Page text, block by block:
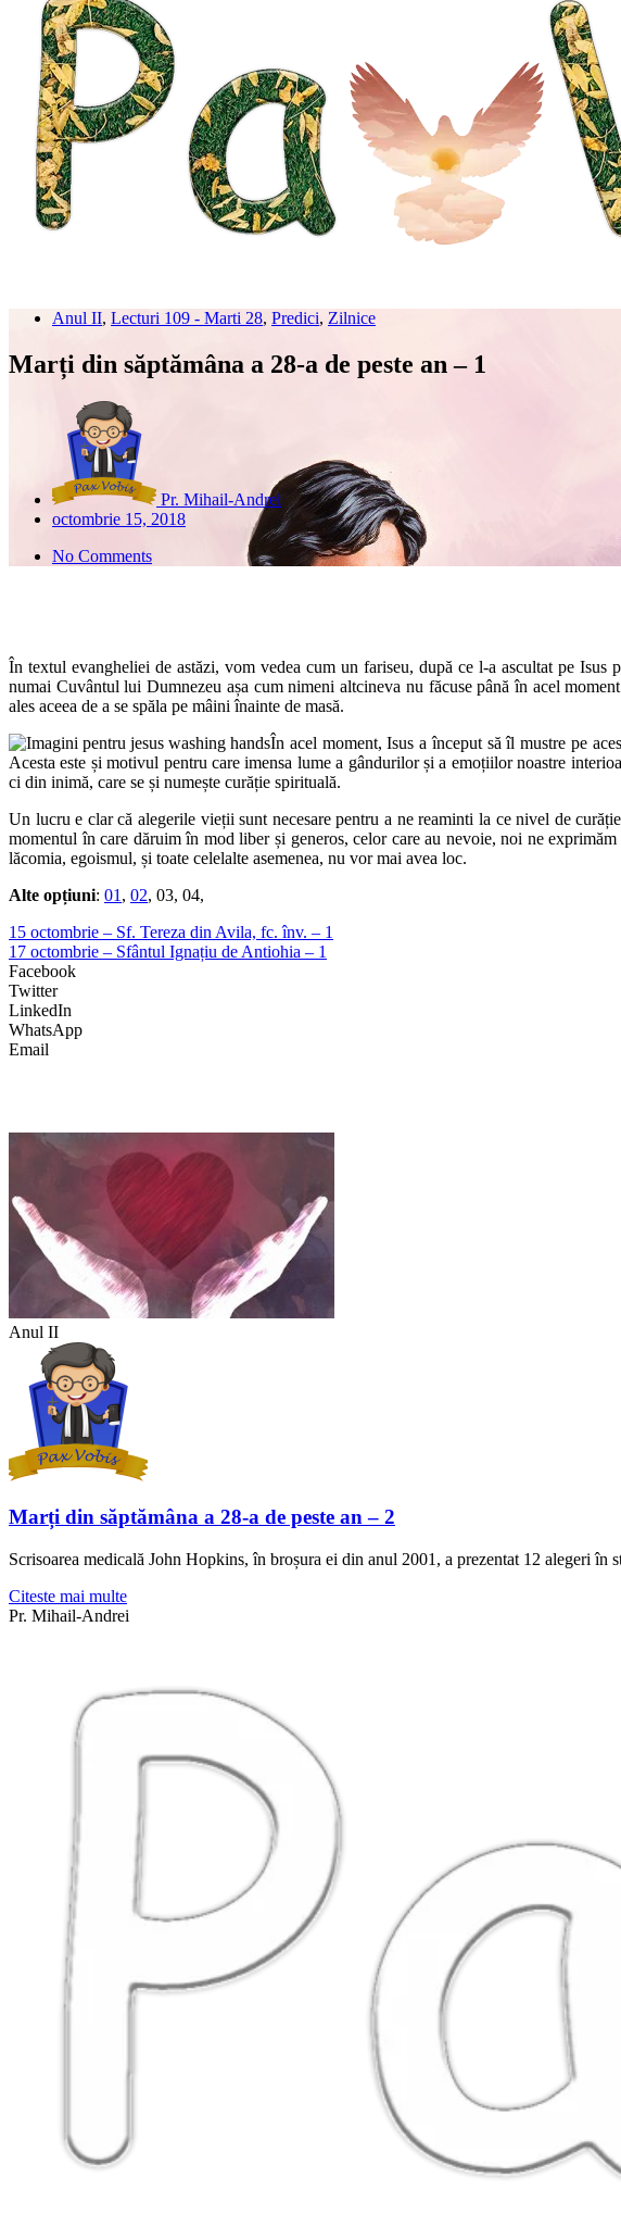
Anul II, Lecturi 109 - Marti 28, Predici, Zilnice
Marți din săptămâna a 28-a de peste an – 1
Pr. Mihail-Andrei
octombrie 15, 2018
No Comments
În textul evangheliei de astăzi, vom vedea cum un fariseu, după ce l-a ascultat pe
numai Cuvântul lui Dumnezeu așa cum nimeni altcineva nu făcuse până în acel
ales aceea de a se spăla pe mâini înainte de masă.
În acel moment, Isus a început să îl mustre pe
Acesta este și motivul pentru care imensa lume a gândurilor și a emoțiilor noastre
ci din inimă, care se și numește curăție spirituală.
Un lucru e clar că alegerile vieții sunt necesare pentru a ne reaminti la ce nivel de
momentul în care dăruim în mod liber și generos, celor care au nevoie, noi ne
lăcomia, egoismul, și toate celelalte asemenea, nu vor mai avea loc.
Alte opțiuni: 01 , 02, 03, 04,
15 octombrie – Sf. Tereza din Avila, fc. înv. – 1
17 octombrie – Sfântul Ignațiu de Antiohia – 1
Facebook
Twitter
LinkedIn
WhatsApp
Email
Anul II
Marți din săptămâna a 28-a de peste an – 2
Scrisoarea medicală John Hopkins, în broșura ei din anul 2001, a prezentat 12 alegeri în
Citeste mai multe
Pr. Mihail-Andrei